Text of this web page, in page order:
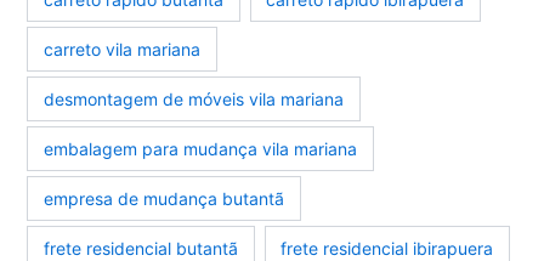
carreto vila mariana
desmontagem de móveis vila mariana
embalagem para mudança vila mariana
empresa de mudança butantã
frete residencial butantã frete residencial ibirapuera